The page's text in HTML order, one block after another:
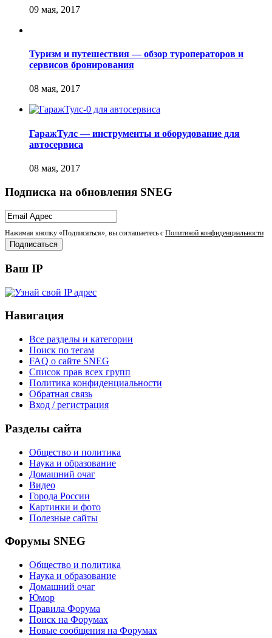
Туризм и путешествия — обзор туроператоров и
сервисов бронирования
ГаражТулс — инструменты и оборудование для
автосервиса
Подписка на обновления SNEG
Нажимая кнопку «Подписаться», вы соглашаетесь с Политикой конфиденциальности
Ваш IP
Навигация
Все разделы и категории
Поиск по тегам
FAQ о сайте SNEG
Список прав всех групп
Политика конфиденциальности
Обратная связь
Вход / регистрация
Разделы сайта
Общество и политика
Наука и образование
Домашний очаг
Видео
Города России
Картинки и фото
Полезные сайты
Форумы SNEG
Общество и политика
Наука и образование
Домашний очаг
Юмор
Правила Форума
Поиск на Форумах
Новые сообщения на Форумах